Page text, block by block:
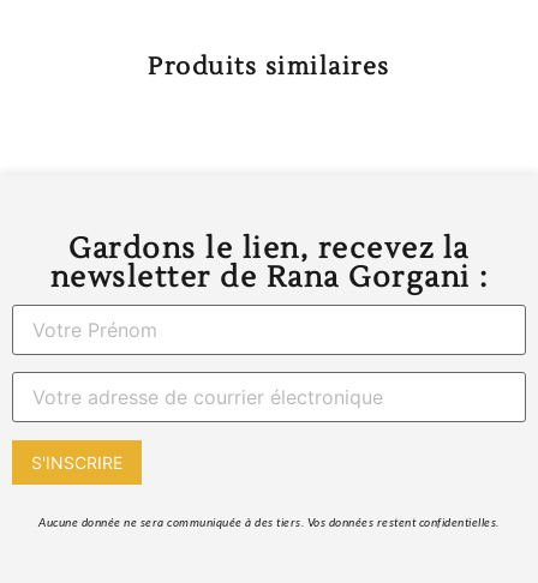
Produits similaires
Gardons le lien, recevez la
newsletter de Rana Gorgani :